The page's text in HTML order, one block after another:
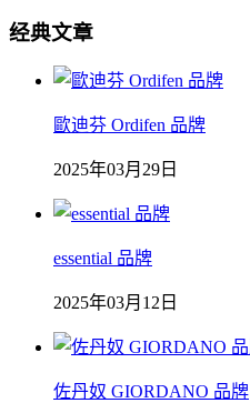
经典文章
歐迪芬 Ordifen 品牌
2025年03月29日
essential 品牌
2025年03月12日
佐丹奴 GIORDANO 品牌